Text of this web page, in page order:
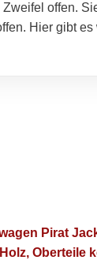
offen.
Hier gibt
Pirat
Oberteile